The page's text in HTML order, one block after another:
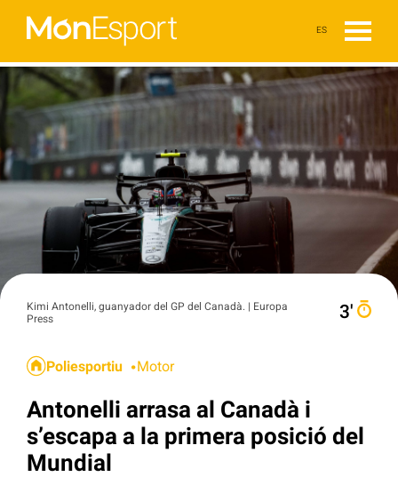
ES
Kimi Antonelli, guanyador del GP del Canadà. | Europa
Press
3′
Poliesportiu Motor
Antonelli arrasa al Canadà i
s’escapa a la primera posició del
Mundial